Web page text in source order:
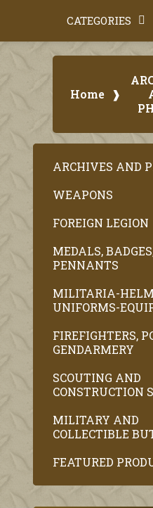
CATEGORIES
Home
ARCHIVES AND
WEAPONS
FOREIGN LEGION
MEDALS,
PENNANTS
MILITARIA-
UNIFORMS-
FIREFIGHTERS,
GENDARMERY
SCOUTING AND
CONSTRUCTION
MILITARY AND
COLLECTIBLE
FEATURED